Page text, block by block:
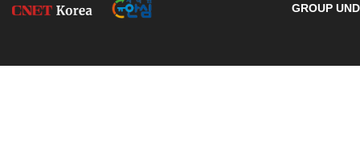
GROUP